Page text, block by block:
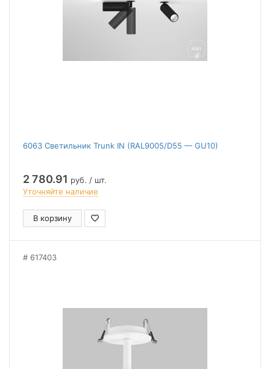
6063 Светильник Trunk IN (RAL9005/D55 — GU10)
2 780.91 руб. / шт.
Уточняйте наличие
В корзину
617403